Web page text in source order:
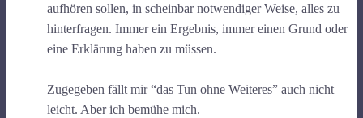
aufhören sollen, in scheinbar notwendiger Weise, alles zu
hinterfragen. Immer ein Ergebnis, immer einen Grund oder
eine Erklärung haben zu müssen.
Zugegeben fällt mir “das Tun ohne Weiteres” auch nicht
leicht. Aber ich bemühe mich.